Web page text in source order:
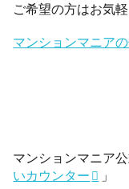
ご希望の方はお気
マンションマニア
マンションマニア
いカウンター
」